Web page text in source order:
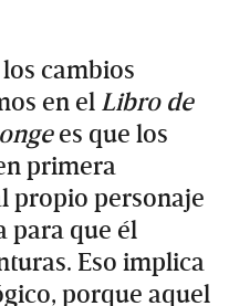
cambios
en el Libro de
es que los
primera
propio personaje
para que él
Eso implica
porque aquel